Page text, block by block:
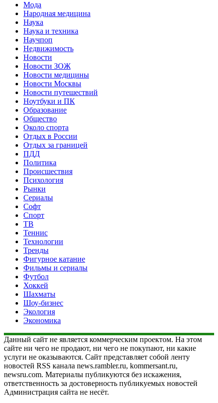
Мода
Народная медицина
Наука
Наука и техника
Научпоп
Недвижимость
Новости
Новости ЗОЖ
Новости медицины
Новости Москвы
Новости путешествий
Ноутбуки и ПК
Образование
Общество
Около спорта
Отдых в России
Отдых за границей
ПДД
Политика
Происшествия
Психология
Рынки
Сериалы
Софт
Спорт
ТВ
Теннис
Технологии
Тренды
Фигурное катание
Фильмы и сериалы
Футбол
Хоккей
Шахматы
Шоу-бизнес
Экология
Экономика
Данный сайт не является коммерческим проектом. На этом
сайте ни чего не продают, ни чего не покупают, ни какие
услуги не оказываются. Сайт представляет собой ленту
новостей RSS канала news.rambler.ru, kommersant.ru,
newsru.com. Материалы публикуются без искажения,
ответственность за достоверность публикуемых новостей
Администрация сайта не несёт.